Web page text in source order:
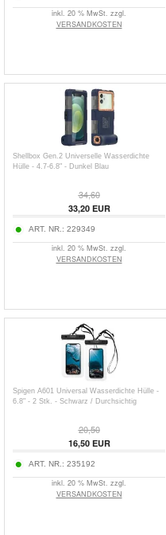
inkl. 20 % MwSt. zzgl.
VERSANDKOSTEN
Shellbox Gen.2 Universelle Wasserdichte
Hülle - 4.7-6.8" - Dunkel Blau
34,60
33,20EUR
ART. NR.: 229349
inkl. 20 % MwSt. zzgl.
VERSANDKOSTEN
Spigen A601 Universal Wasserdichte Hülle -
6.8" - 2 Stk. - Schwarz / Durchsichtig
20,50
16,50EUR
ART. NR.: 235192
inkl. 20 % MwSt. zzgl.
VERSANDKOSTEN